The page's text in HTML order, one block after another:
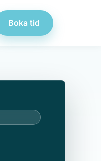
Boka tid